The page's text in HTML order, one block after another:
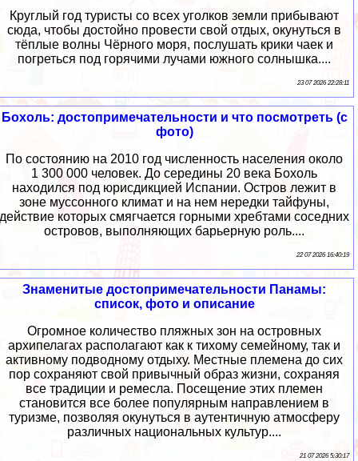
Круглый год туристы со всех уголков земли прибывают
сюда, чтобы достойно провести свой отдых, окунуться в
тёплые волны Чёрного моря, послушать крики чаек и
погреться под горячими лучами южного солнышка....
23 07 2026 22:28:11
Бохоль: достопримечательности и что посмотреть (с
фото)
По состоянию на 2010 год численность населения около
1 300 000 человек. До середины 20 века Бохоль
находился под юрисдикцией Испании. Остров лежит в
зоне муссонного климат и на нем нередки тайфуны,
действие которых смягчается горными хребтами соседних
островов, выполняющих барьерную роль....
22 07 2026 16:40:19
Знаменитые достопримечательности Панамы:
список, фото и описание
Огромное количество пляжных зон на островных
архипелагах располагают как к тихому семейному, так и
активному подводному отдыху. Местные племена до сих
пор сохраняют свой привычный образ жизни, сохраняя
все традиции и ремесла. Посещение этих племен
становится все более популярным направлением в
туризме, позволяя окунуться в аутентичную атмосферу
различных национальных культур....
21 07 2026 5:30:17